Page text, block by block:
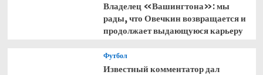
Владелец «Вашингтона»: мы
рады, что Овечкин возвращается и
продолжает выдающуюся карьеру
Футбол
Известный комментатор дал